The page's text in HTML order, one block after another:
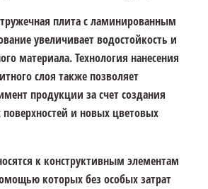
плита с ламинированным
увеличивает водостойкость и
материала. Технология нанесения
слоя также позволяет
продукции за счет создания
и новых цветовых
к конструктивным элементам
которых без особых затрат